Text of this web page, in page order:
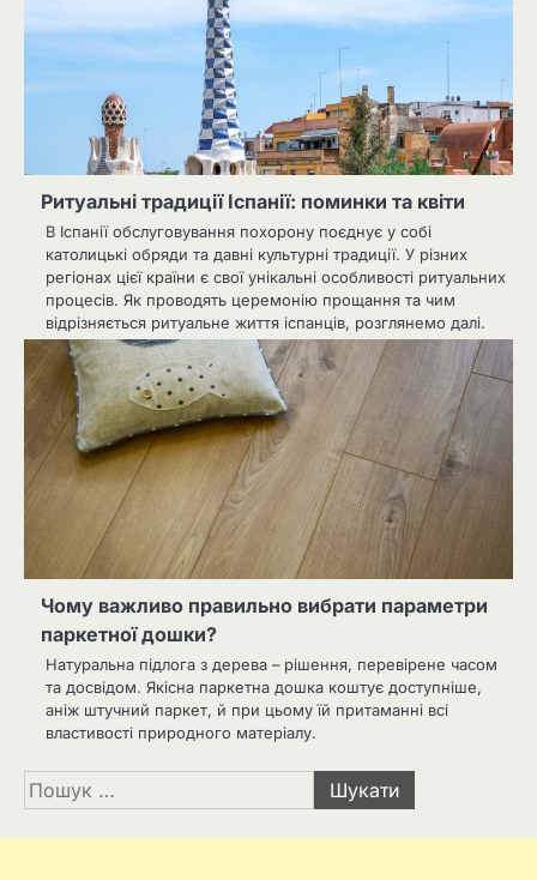
Ритуальні традиції Іспанії: поминки та квіти
В Іспанії обслуговування похорону поєднує у собі
католицькі обряди та давні культурні традиції. У різних
регіонах цієї країни є свої унікальні особливості ритуальних
процесів. Як проводять церемонію прощання та чим
відрізняється ритуальне життя іспанців, розглянемо далі.
Чому важливо правильно вибрати параметри
паркетної дошки?
Натуральна підлога з дерева – рішення, перевірене часом
та досвідом. Якісна паркетна дошка коштує доступніше,
аніж штучний паркет, й при цьому їй притаманні всі
властивості природного матеріалу.
Пошук: